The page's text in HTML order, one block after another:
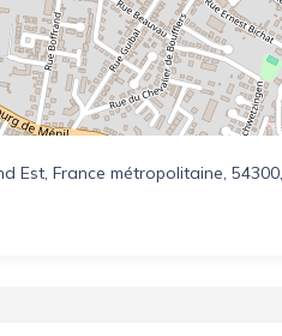
Est, France métropolitaine,